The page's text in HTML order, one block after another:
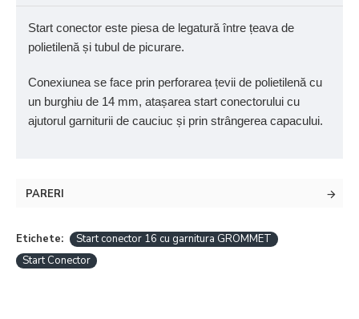
Start conector este piesa de legatură între țeava de
polietilenă și tubul de picurare.
Conexiunea se face prin perforarea țevii de polietilenă cu
un burghiu de 14 mm, atașarea start conectorului cu
ajutorul garniturii de cauciuc și prin strângerea capacului.
PARERI
Etichete:
Start conector 16 cu garnitura GROMMET
Start Conector